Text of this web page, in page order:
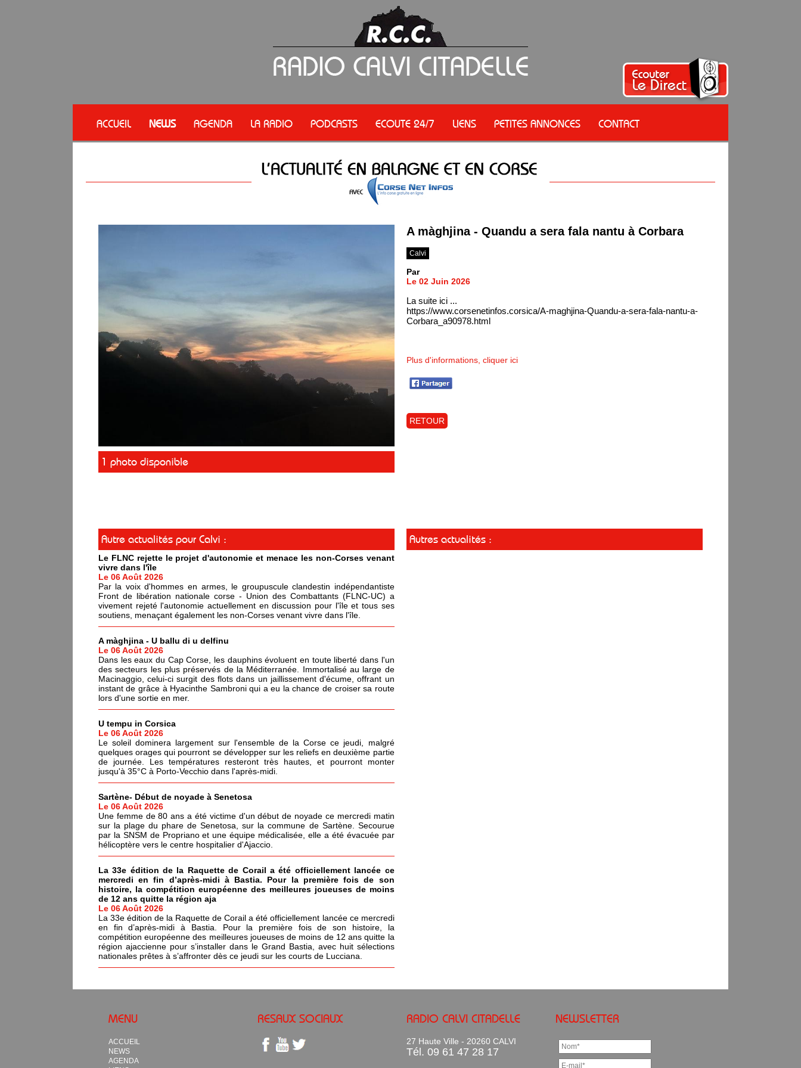
ACCUEIL NEWS AGENDA LA RADIO PODCASTS ECOUTE 24/7 LIENS PETITES ANNONCES CONTACT
1 photo disponible
A màghjina - Quandu a sera fala nantu à Corbara
Calvi
Par
Le 02 Juin 2026
La suite ici ...
https://www.corsenetinfos.corsica/A-maghjina-Quandu-a-sera-fala-nantu-a-
Corbara_a90978.html
Plus d'informations, cliquer ici
RETOUR
Autre actualités pour Calvi :
Le FLNC rejette le projet d'autonomie et menace les non-Corses venant
vivre dans l'île
Le 06 Août 2026
Par la voix d'hommes en armes, le groupuscule clandestin indépendantiste
Front de libération nationale corse - Union des Combattants (FLNC-UC) a
vivement rejeté l'autonomie actuellement en discussion pour l'île et tous ses
soutiens, menaçant également les non-Corses venant vivre dans l'île.
A màghjina - U ballu di u delfinu
Le 06 Août 2026
Dans les eaux du Cap Corse, les dauphins évoluent en toute liberté dans l'un
des secteurs les plus préservés de la Méditerranée. Immortalisé au large de
Macinaggio, celui-ci surgit des flots dans un jaillissement d'écume, offrant un
instant de grâce à Hyacinthe Sambroni qui a eu la chance de croiser sa route
lors d'une sortie en mer.
U tempu in Corsica
Le 06 Août 2026
Le soleil dominera largement sur l'ensemble de la Corse ce jeudi, malgré
quelques orages qui pourront se développer sur les reliefs en deuxième partie
de journée. Les températures resteront très hautes, et pourront monter
jusqu'à 35°C à Porto-Vecchio dans l'après-midi.
Sartène- Début de noyade à Senetosa
Le 06 Août 2026
Une femme de 80 ans a été victime d'un début de noyade ce mercredi matin
sur la plage du phare de Senetosa, sur la commune de Sartène. Secourue
par la SNSM de Propriano et une équipe médicalisée, elle a été évacuée par
hélicoptère vers le centre hospitalier d'Ajaccio.
La 33e édition de la Raquette de Corail a été officiellement lancée ce
mercredi en fin d’après-midi à Bastia. Pour la première fois de son
histoire, la compétition européenne des meilleures joueuses de moins
de 12 ans quitte la région aja
Le 06 Août 2026
La 33e édition de la Raquette de Corail a été officiellement lancée ce mercredi
en fin d’après-midi à Bastia. Pour la première fois de son histoire, la
compétition européenne des meilleures joueuses de moins de 12 ans quitte la
région ajaccienne pour s’installer dans le Grand Bastia, avec huit sélections
nationales prêtes à s’affronter dès ce jeudi sur les courts de Lucciana.
Autres actualités :
MENU
ACCUEIL
NEWS
AGENDA
RESAUX SOCIAUX RADIO CALVI CITADELLE
27 Haute Ville - 20260 CALVI
Tél. 09 61 47 28 17
NEWSLETTER